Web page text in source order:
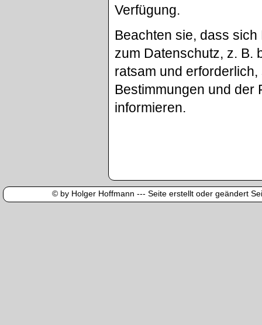
Verfügung.
Beachten sie, dass
zum Datenschutz, z. B.
ratsam und
Bestimmungen und der
informieren.
© by Holger Hoffmann --- Seite erstellt oder geändert